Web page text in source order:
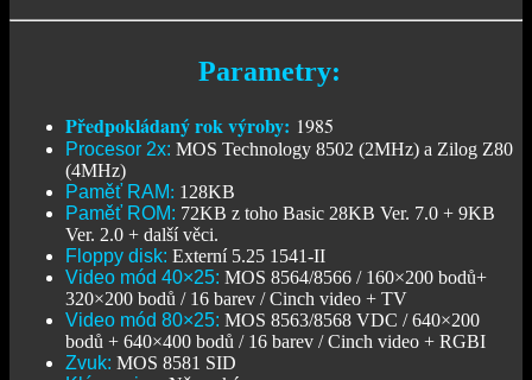
Parametry:
Předpokládaný rok výroby: 1985
Procesor 2x: MOS Technology 8502 (2MHz) a Zilog Z80
(4MHz)
Paměť RAM: 128KB
Paměť ROM: 72KB z toho Basic 28KB Ver. 7.0 + 9KB
Ver. 2.0 + další věci.
Floppy disk: Externí 5.25 1541-II
Video mód 40×25: MOS 8564/8566 / 160×200 bodů+
320×200 bodů / 16 barev / Cinch video + TV
Video mód 80×25: MOS 8563/8568 VDC / 640×200
bodů + 640×400 bodů / 16 barev / Cinch video + RGBI
Zvuk: MOS 8581 SID